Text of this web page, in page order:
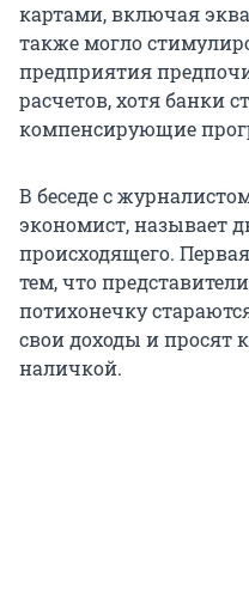
картами, включая
также могло
предприятия
расчетов, хотя банки
компенсирующие
В беседе с
экономист, называет
происходящего.
тем, что
потихонечку
свои доходы и просят
наличкой.